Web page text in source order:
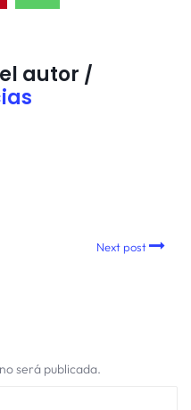
autor /
Next post
será publicada.